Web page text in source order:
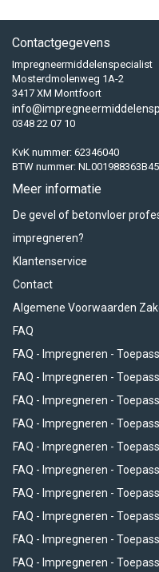
Contactgegevens
Impregneermiddelenspecialist
Mosterdmolenweg 1A-2
3417 XM Montfoort
0348 22 07 10
KvK nummer: 62346040
BTW nummer: NL001988363B45
Meer informatie
De gevel of betonvloer
impregneren?
Klantenservice
Contact
Algemene Voorwaarden
FAQ
FAQ - Impregneren -
FAQ - Impregneren -
FAQ - Impregneren -
FAQ - Impregneren -
FAQ - Impregneren -
FAQ - Impregneren -
FAQ - Impregneren -
FAQ - Impregneren -
FAQ - Impregneren -
FAQ - Impregneren -